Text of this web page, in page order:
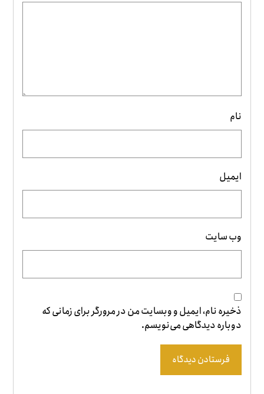
نام
ایمیل
وب‌ سایت
ذخیره نام، ایمیل و وبسایت من در مرورگر برای زمانی که
دوباره دیدگاهی می‌نویسم.
فرستادن دیدگاه